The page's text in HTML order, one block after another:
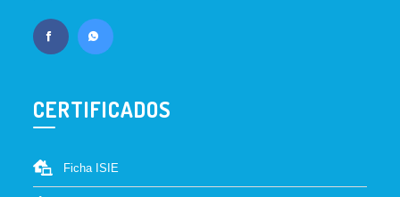
CERTIFICADOS
Ficha ISIE